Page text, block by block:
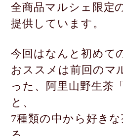
全商品マルシェ限定
提供しています。
今回はなんと初めて
おススメは前回のマ
った、阿里山野生茶
と、
7種類の中から好き